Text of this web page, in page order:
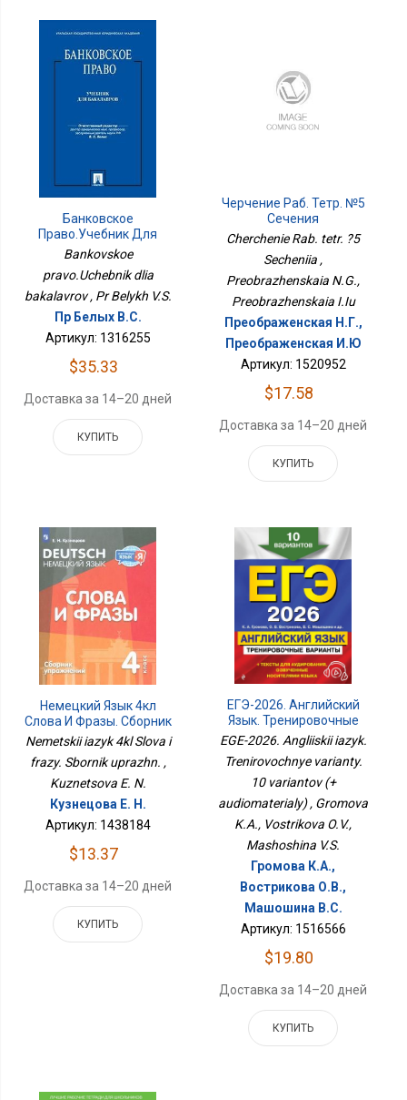
Банковское
Право.Учебник Для
Бакалавров
Bankovskoe
pravo.Uchebnik dlia
bakalavrov , Pr Belykh V.S.
Пр Белых В.С.
Артикул: 1316255
$35.33
Доставка за 14–20 дней
КУПИТЬ
Черчение Раб. Тетр. №5
Сечения
Cherchenie Rab. tetr. ?5
Secheniia ,
Preobrazhenskaia N.G.,
Preobrazhenskaia I.Iu
Преображенская Н.Г.,
Преображенская И.Ю
Артикул: 1520952
$17.58
Доставка за 14–20 дней
КУПИТЬ
Немецкий Язык 4кл
Слова И Фразы. Сборник
Упражн.
Nemetskii iazyk 4kl Slova i
frazy. Sbornik uprazhn. ,
Kuznetsova E. N.
Кузнецова Е. Н.
Артикул: 1438184
$13.37
Доставка за 14–20 дней
КУПИТЬ
ЕГЭ-2026. Английский
Язык. Тренировочные
Варианты. 10 Вариантов
(+ Аудиоматериалы)
EGE-2026. Angliiskii iazyk.
Trenirovochnye varianty.
10 variantov (+
audiomaterialy) , Gromova
K.A., Vostrikova O.V.,
Mashoshina V.S.
Громова К.А.,
Вострикова О.В.,
Машошина В.С.
Артикул: 1516566
$19.80
Доставка за 14–20 дней
КУПИТЬ